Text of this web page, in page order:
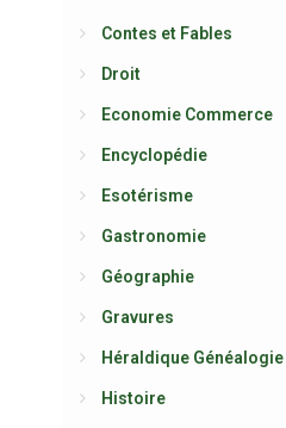
Contes et Fables
Droit
Economie Commerce
Encyclopédie
Esotérisme
Gastronomie
Géographie
Gravures
Héraldique Généalogie
Histoire